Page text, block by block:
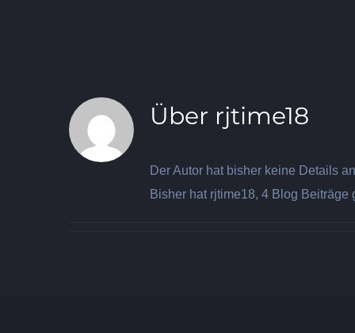
Über rjtime18
Der Autor hat bisher keine Details
Bisher hat rjtime18, 4 Blog Beiträge